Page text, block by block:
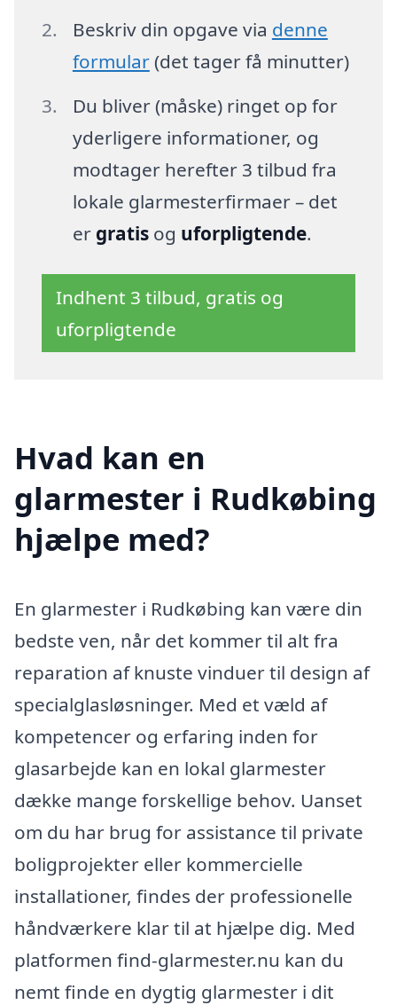
Beskriv din opgave via denne
formular(det tager få minutter)
Du bliver (måske) ringet op for
yderligere informationer, og
modtager herefter 3 tilbud fra
lokale glarmesterfirmaer – det
er gratisog uforpligtende.
Indhent 3 tilbud, gratis og
uforpligtende
Hvad kan en
glarmester i Rudkøbing
hjælpe med?
En glarmester i Rudkøbing kan være din
bedste ven, når det kommer til alt fra
reparation af knuste vinduer til design af
specialglasløsninger. Med et væld af
kompetencer og erfaring inden for
glasarbejde kan en lokal glarmester
dække mange forskellige behov. Uanset
om du har brug for assistance til private
boligprojekter eller kommercielle
installationer, findes der professionelle
håndværkere klar til at hjælpe dig. Med
platformen find-glarmester.nu kan du
nemt finde en dygtig glarmester i dit